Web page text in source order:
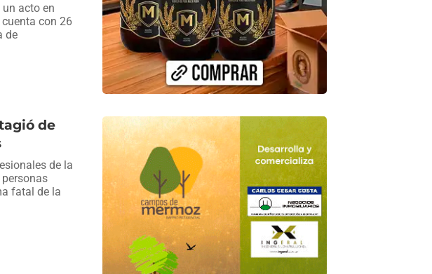
acto en
con 26
de
de
de la
fatal de la